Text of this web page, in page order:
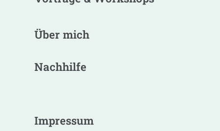
Über mich
Nachhilfe
Impressum